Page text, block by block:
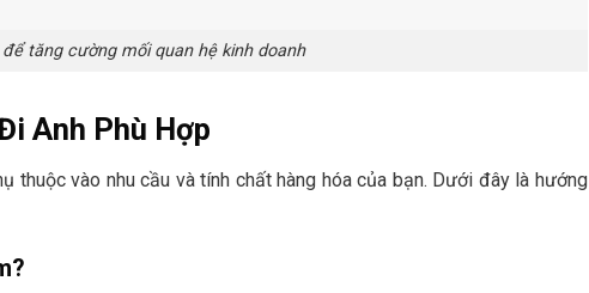
tăng cường mối quan hệ kinh doanh
Anh Phù Hợp
thuộc vào nhu cầu và tính chất hàng hóa của bạn. Dưới đây là hướng